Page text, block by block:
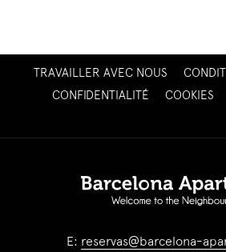
TRAVAILLER AVEC NOUSOUVRIR
DANS
CONFIDENTIALITÉ
COOKIES
E: reservas@barcelona-